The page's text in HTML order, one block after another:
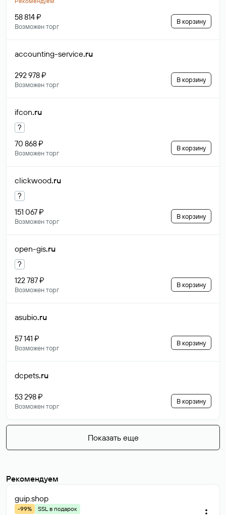
58 814 ₽
Возможен торг
В корзину
accounting-service.ru
292 978 ₽
Возможен торг
В корзину
ifcon.ru
?
70 868 ₽
Возможен торг
В корзину
clickwood.ru
?
151 067 ₽
Возможен торг
В корзину
open-gis.ru
?
122 787 ₽
Возможен торг
В корзину
asubio.ru
57 141 ₽
Возможен торг
В корзину
dcpets.ru
53 298 ₽
Возможен торг
В корзину
Показать еще
Рекомендуем
guip.shop
-99%
SSL в подарок